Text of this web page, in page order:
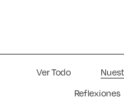
Ver Todo
Reflexiones